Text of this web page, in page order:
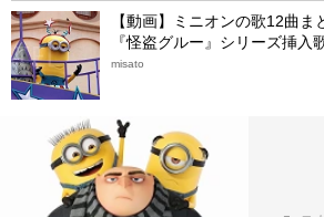
【動画】ミニオンの歌12曲
『怪盗グルー』シリーズ挿入
misato